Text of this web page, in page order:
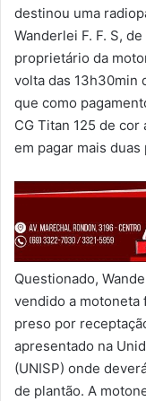
destinou uma
Wanderlei F. F. S,
proprietário da
volta das 13h30min
que como
CG Titan 125 de
em pagar mais duas
Questionado,
vendido a motoneta
preso por
apresentado na
(UNISP) onde
de plantão. A